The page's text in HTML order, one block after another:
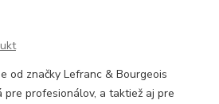
značky Lefranc & Bourgeois
profesionálov, a taktiež aj pre